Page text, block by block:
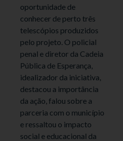
oportunidade de
conhecer de perto três
telescópios produzidos
pelo projeto. O policial
penal e diretor da Cadeia
Pública de Esperança,
idealizador da iniciativa,
destacou a importância
da ação, falou sobre a
parceria com o município
e ressaltou o impacto
social e educacional da